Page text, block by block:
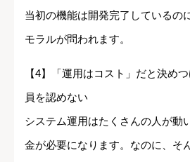
当初の機能は開発完了しているの
モラルが問われます。
【4】「運用はコスト」だと決め
員を認めない
システム運用はたくさんの人が動
金が必要になります。なのに、そ